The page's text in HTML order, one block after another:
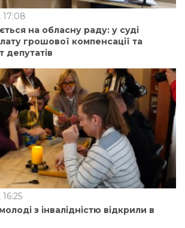
на обласну раду: у суді
грошової компенсації та
депутатів
з інвалідністю відкрили в